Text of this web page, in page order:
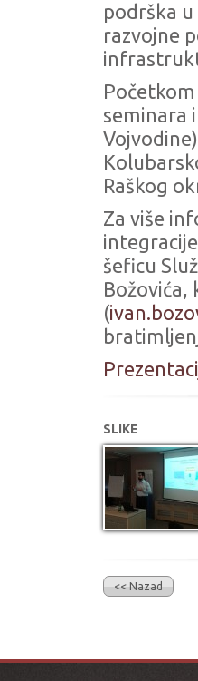
podrška
razvojne
seminara
Raškog
Za više
šeficu
(
SLIKE
<< Nazad